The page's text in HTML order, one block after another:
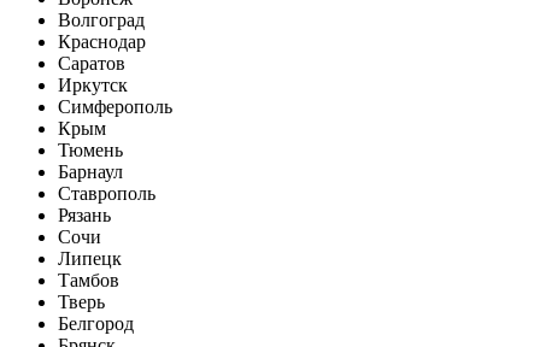
Волгоград
Краснодар
Саратов
Иркутск
Симферополь
Крым
Тюмень
Барнаул
Ставрополь
Рязань
Сочи
Липецк
Тамбов
Тверь
Белгород